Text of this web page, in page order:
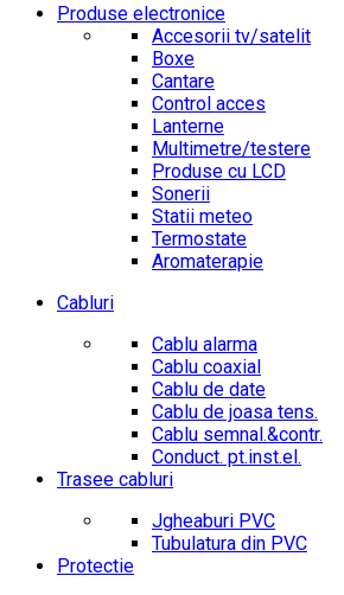
Produse electronice
Accesorii tv/satelit
Boxe
Cantare
Control acces
Lanterne
Multimetre/testere
Produse cu LCD
Sonerii
Statii meteo
Termostate
Aromaterapie
Cabluri
Cablu alarma
Cablu coaxial
Cablu de date
Cablu de joasa tens.
Cablu semnal.&contr.
Conduct. pt.inst.el.
Trasee cabluri
Jgheaburi PVC
Tubulatura din PVC
Protectie